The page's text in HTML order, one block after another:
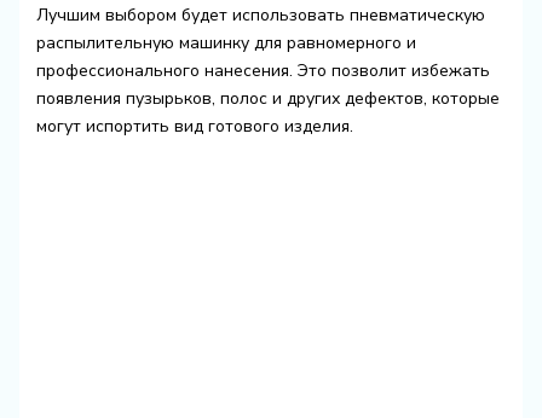
Лучшим выбором будет использовать пневматическую
распылительную машинку для равномерного и
профессионального нанесения. Это позволит избежать
появления пузырьков, полос и других дефектов, которые
могут испортить вид готового изделия.